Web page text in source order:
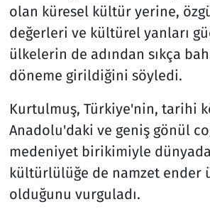
olan küresel kültür yerine,
değerleri ve kültürel yanları
ülkelerin de adından sıkça
döneme girildiğini söyledi.
Kurtulmuş, Türkiye'nin, tarihi
Anadolu'daki ve geniş gönül
medeniyet birikimiyle
kültürlülüğe de namzet ender
olduğunu vurguladı.